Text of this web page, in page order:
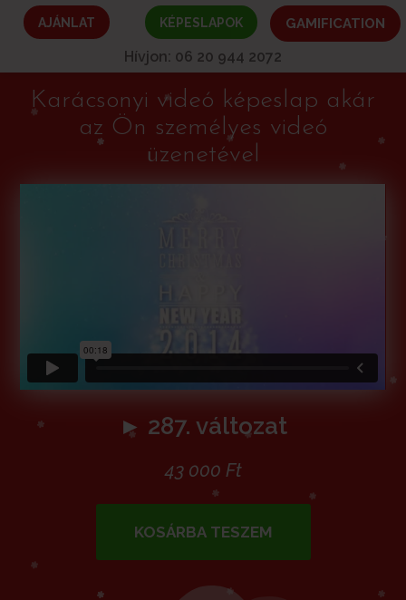
AJÁNLAT KÉPESLAPOK GAMIFICATION
Hívjon: 06 20 944 2072
Karácsonyi videó képeslap akár
az Ön személyes videó
üzenetével
► 287. változat
43 000 Ft
KOSÁRBA TESZEM